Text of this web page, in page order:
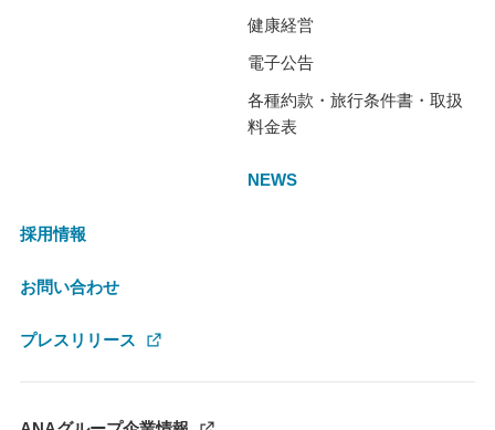
健康経営
電子公告
各種約款・旅行条件書・取扱
料金表
NEWS
採用情報
お問い合わせ
プレスリリース